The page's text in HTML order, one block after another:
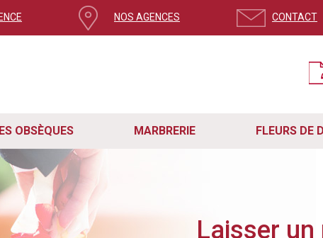
NOS AGENCES CONTACT
OBSÈQUES MARBRERIE FLEURS DE
Laisser un
si la version de votre navigateur n’est pas à jour.
trois étapes simples :
votre navigateur vers sa dernière version disponible.
la page actuelle. Vous pouvez également quitter la page en cliquant sur la
sur le site internet Remory.
vous serez en mesure d'utiliser le formulaire sans aucun problème et nous aider
n'hésitez pas à nous contacter directement à